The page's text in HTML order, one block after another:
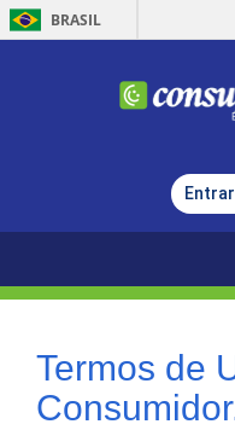
BRASIL
Termos de